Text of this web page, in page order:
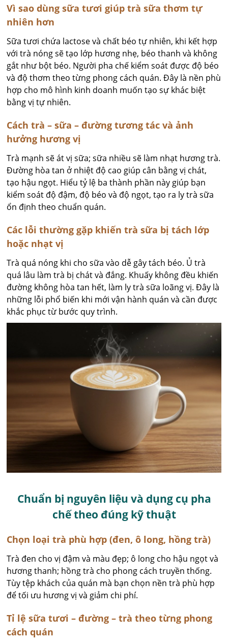
Vì sao dùng sữa tươi giúp trà sữa thơm tự
nhiên hơn
Sữa tươi chứa lactose và chất béo tự nhiên, khi kết hợp
với trà nóng sẽ tạo lớp hương nhẹ, béo thanh và không
gắt như bột béo. Người pha chế kiểm soát được độ béo
và độ thơm theo từng phong cách quán. Đây là nền phù
hợp cho mô hình kinh doanh muốn tạo sự khác biệt
bằng vị tự nhiên.
Cách trà – sữa – đường tương tác và ảnh
hưởng hương vị
Trà mạnh sẽ át vị sữa; sữa nhiều sẽ làm nhạt hương trà.
Đường hòa tan ở nhiệt độ cao giúp cân bằng vị chát,
tạo hậu ngọt. Hiểu tỷ lệ ba thành phần này giúp bạn
kiểm soát độ đậm, độ béo và độ ngọt, tạo ra ly trà sữa
ổn định theo chuẩn quán.
Các lỗi thường gặp khiến trà sữa bị tách lớp
hoặc nhạt vị
Trà quá nóng khi cho sữa vào dễ gây tách béo. Ủ trà
quá lâu làm trà bị chát và đắng. Khuấy không đều khiến
đường không hòa tan hết, làm ly trà sữa loãng vị. Đây là
những lỗi phổ biến khi mới vận hành quán và cần được
khắc phục từ bước quy trình.
Chuẩn bị nguyên liệu và dụng cụ pha
chế theo đúng kỹ thuật
Chọn loại trà phù hợp (đen, ô long, hồng trà)
Trà đen cho vị đậm và màu đẹp; ô long cho hậu ngọt và
hương thanh; hồng trà cho phong cách truyền thống.
Tùy tệp khách của quán mà bạn chọn nền trà phù hợp
để tối ưu hương vị và giảm chi phí.
Tỉ lệ sữa tươi – đường – trà theo từng phong
cách quán